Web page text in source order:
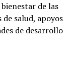
de las
salud, apoyos
de desarrollo